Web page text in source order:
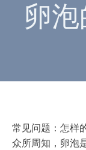
卵
常见问题：怎样
众所周知，卵泡